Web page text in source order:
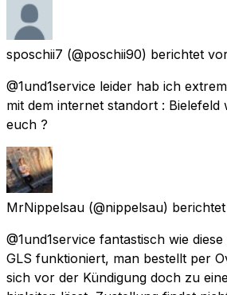
sposchii7 (@poschii90) berichtet
@1und1service leider hab ich
mit dem internet standort : Bielefeld
euch ?
MrNippelsau (@nippelsau) berichtet
@1und1service fantastisch wie
GLS funktioniert, man bestellt per
sich vor der Kündigung doch zu